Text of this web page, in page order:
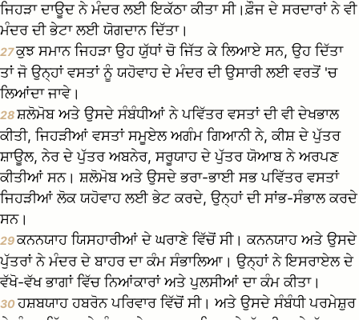
ਜਿਹੜਾ ਦਾਊਦ ਨੇ ਮੰਦਰ ਲਈ ਇਕੱਠਾ ਕੀਤਾ ਸੀ।ਫ਼ੌਜ ਦੇ ਸਰਦਾਰਾਂ ਨੇ ਵੀ
ਮੰਦਰ ਦੀ ਭੇਟਾ ਲਈ ਯੋਗਦਾਨ ਦਿੱਤਾ।
27ਕੁਝ ਸਮਾਨ ਜਿਹੜਾ ਉਹ ਯੁੱਧਾਂ ਚੋ ਜਿੱਤ ਕੇ ਲਿਆਏ ਸਨ, ਉਹ ਦਿੱਤਾ
ਤਾਂ ਜੋ ਉਨ੍ਹਾਂ ਵਸਤਾਂ ਨੂੰ ਯਹੋਵਾਹ ਦੇ ਮੰਦਰ ਦੀ ਉਸਾਰੀ ਲਈ ਵਰਤੋਂ 'ਚ
ਲਿਆਂਦਾ ਜਾਵੇ।
28ਸ਼ਲੋਮੋਬ ਅਤੇ ਉਸਦੇ ਸੰਬੰਧੀਆਂ ਨੇ ਪਵਿੱਤਰ ਵਸਤਾਂ ਦੀ ਵੀ ਦੇਖਭਾਲ
ਕੀਤੀ, ਜਿਹੜੀਆਂ ਵਸਤਾਂ ਸਮੂਏਲ ਅਗੰਮ ਗਿਆਨੀ ਨੇ, ਕੀਸ਼ ਦੇ ਪੁੱਤਰ
ਸ਼ਾਊਲ, ਨੇਰ ਦੇ ਪੁੱਤਰ ਅਬਨੇਰ, ਸਰੂਯਾਹ ਦੇ ਪੁੱਤਰ ਯੋਆਬ ਨੇ ਅਰਪਣ
ਕੀਤੀਆਂ ਸਨ। ਸ਼ਲੋਮੋਬ ਅਤੇ ਉਸਦੇ ਭਰਾ-ਭਾਈ ਸਭ ਪਵਿੱਤਰ ਵਸਤਾਂ
ਜਿਹੜੀਆਂ ਲੋਕ ਯਹੋਵਾਹ ਲਈ ਭੇਟ ਕਰਦੇ, ਉਨ੍ਹਾਂ ਦੀ ਸਾਂਭ-ਸੰਭਾਲ ਕਰਦੇ
ਸਨ।
29ਕਨਨਯਾਹ ਯਿਸਹਾਰੀਆਂ ਦੇ ਘਰਾਣੇ ਵਿੱਚੋਂ ਸੀ। ਕਨਨਯਾਹ ਅਤੇ ਉਸਦੇ
ਪੁੱਤਰਾਂ ਨੇ ਮੰਦਰ ਦੇ ਬਾਹਰ ਦਾ ਕੰਮ ਸੰਭਾਲਿਆ। ਉਨ੍ਹਾਂ ਨੇ ਇਸਰਾਏਲ ਦੇ
ਵੱਖੋ-ਵੱਖ ਭਾਗਾਂ ਵਿੱਚ ਨਿਆਂਕਾਰਾਂ ਅਤੇ ਪੁਲਸੀਆਂ ਦਾ ਕੰਮ ਕੀਤਾ।
30ਹਸ਼ਬਯਾਹ ਹਬਰੋਨ ਪਰਿਵਾਰ ਵਿੱਚੋਂ ਸੀ। ਅਤੇ ਉਸਦੇ ਸੰਬੰਧੀ ਪਰਮੇਸ਼ੁਰ